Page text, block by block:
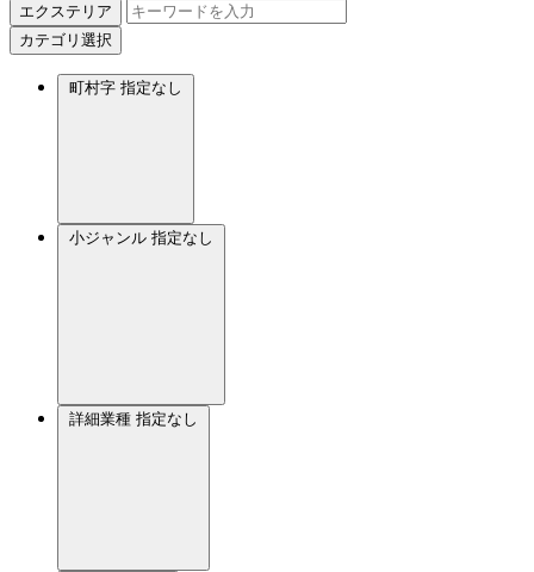
エクステリア
カテゴリ選択
町村字 指定なし
小ジャンル 指定なし
詳細業種 指定なし